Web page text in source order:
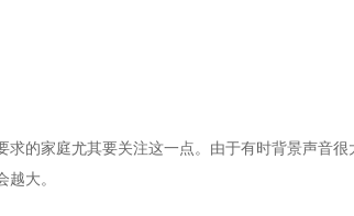
家庭尤其要关注这一点。由于有时背景声音很
大。